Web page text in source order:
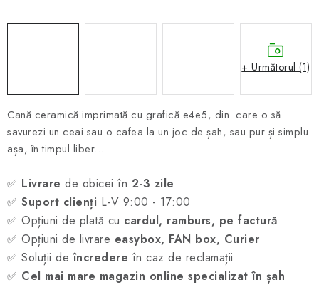
Cană ceramică imprimată cu grafică e4e5, din care o să
savurezi un ceai sau o cafea la un joc de șah, sau pur și simplu
așa, în timpul liber...
✅ Livrare de obicei în 2-3 zile
✅ Suport clienți L-V 9:00 - 17:00
✅ Opțiuni de plată cu cardul, ramburs, pe factură
✅ Opțiuni de livrare easybox, FAN box, Curier
✅ Soluții deîncredere în caz de reclamații
✅ Cel mai mare magazin online specializat în șah
+ Următorul (1)